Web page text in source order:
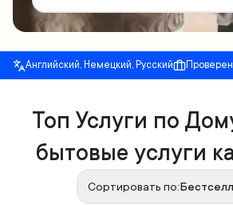
Английский, Немецкий, Русский
Топ Услуги по
бытовые услуги
Сортировать по: